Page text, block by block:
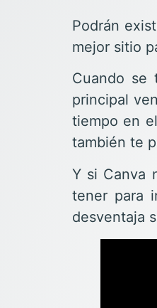
Podrán
mejor sitio
Cuando se
principal
tiempo en
también te
Y si Canva
tener para
desventaja